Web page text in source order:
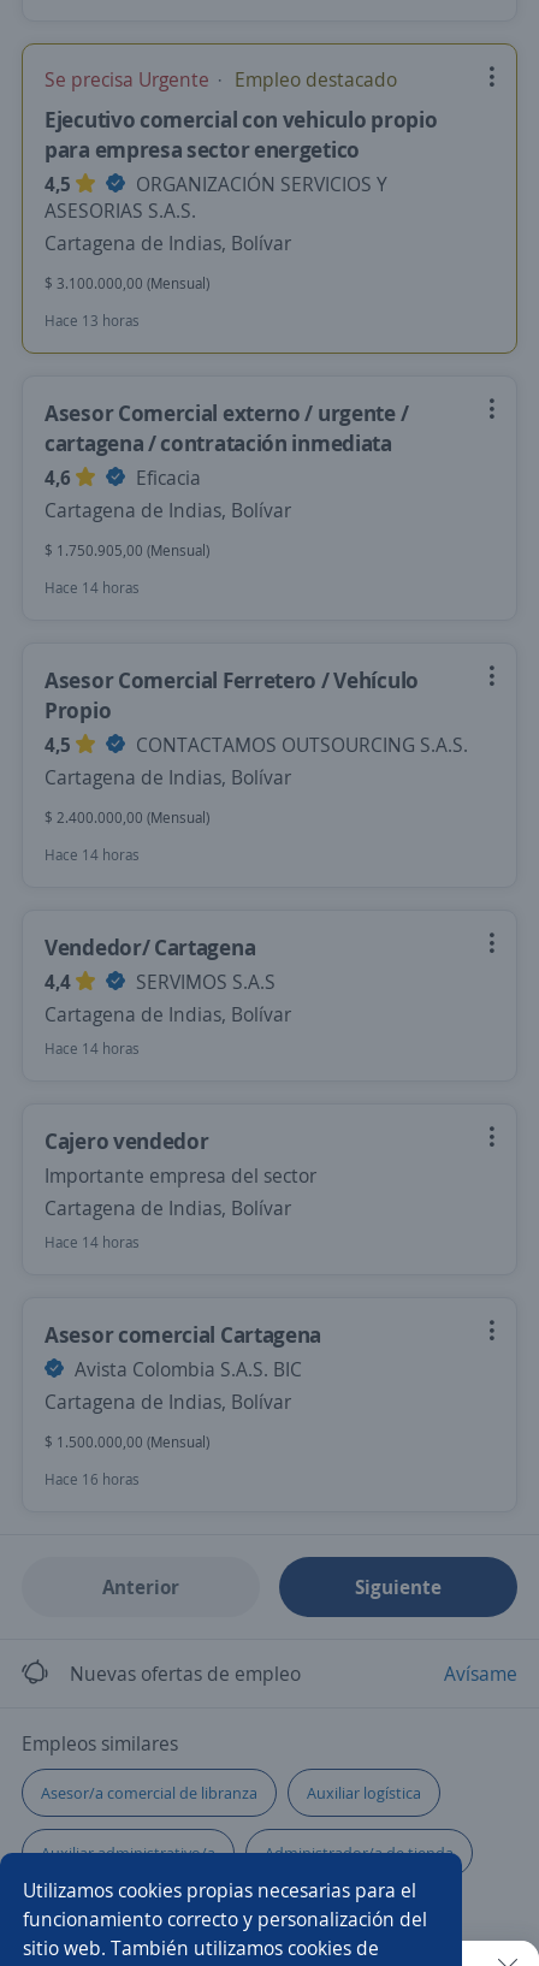
Utilizamos cookies propias necesarias para el
funcionamiento correcto y personalización del
sitio web. También utilizamos cookies de
Se precisa Urgente Empleo destacado
Ejecutivo comercial con vehiculo propio
para empresa sector energetico
4,5
ORGANIZACIÓN SERVICIOS Y
ASESORIAS S.A.S.
Cartagena de Indias, Bolívar
$ 3.100.000,00 (Mensual)
Hace 13 horas
Asesor Comercial externo / urgente /
cartagena / contratación inmediata
4,6
Eficacia
Cartagena de Indias, Bolívar
$ 1.750.905,00 (Mensual)
Hace 14 horas
Asesor Comercial Ferretero / Vehículo
Propio
4,5
CONTACTAMOS OUTSOURCING S.A.S.
Cartagena de Indias, Bolívar
$ 2.400.000,00 (Mensual)
Hace 14 horas
Vendedor/ Cartagena
4,4
SERVIMOS S.A.S
Cartagena de Indias, Bolívar
Hace 14 horas
Cajero vendedor
Importante empresa del sector
Cartagena de Indias, Bolívar
Hace 14 horas
Asesor comercial Cartagena
Avista Colombia S.A.S. BIC
Cartagena de Indias, Bolívar
$ 1.500.000,00 (Mensual)
Hace 16 horas
Anterior Siguiente
Nuevas ofertas de empleo Avísame
Empleos similares
Asesor/a comercial de libranza Auxiliar logística
Auxiliar administrativo/a Administrador/a de tienda
Director/a de mercadeo Asesor/a de ventas